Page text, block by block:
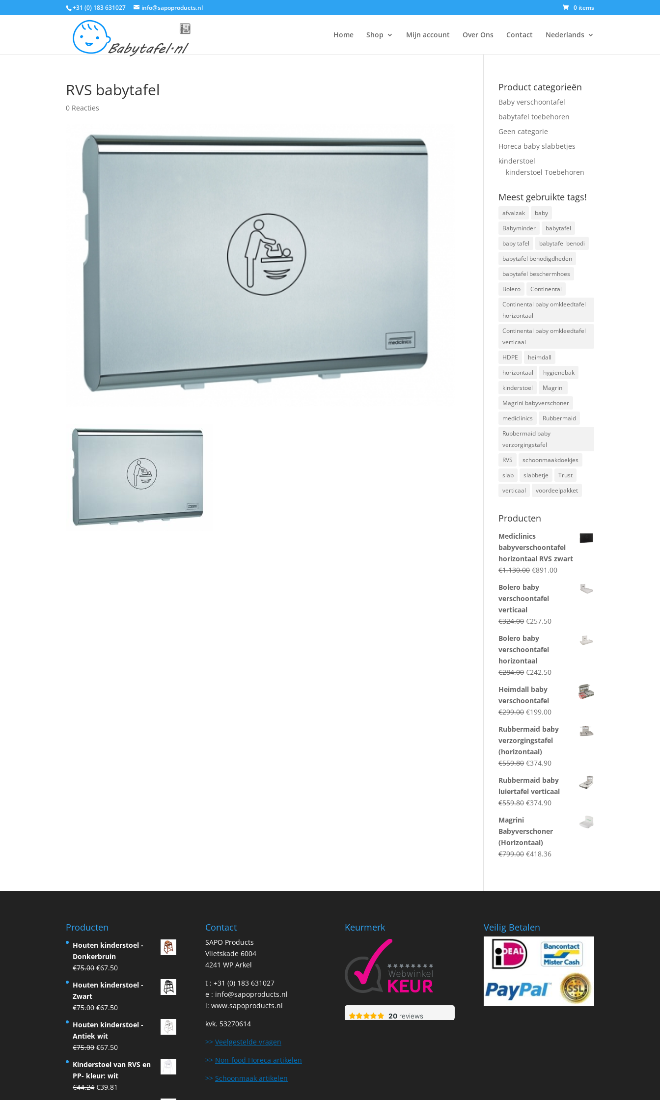
+31 (0) 183 631027 info@sapoproducts.nl 0 items
Home Shop Mijn account Over Ons Contact Nederlands
RVS babytafel
0 Reacties
Product categorieën
Baby verschoontafel
babytafel toebehoren
Geen categorie
Horeca baby slabbetjes
kinderstoel
kinderstoel Toebehoren
Meest gebruikte tags!
afvalzak
baby
Babyminder
babytafel
baby tafel
babytafel benodi
babytafel benodigdheden
babytafel beschermhoes
Bolero
Continental
Continental baby omkleedtafel
horizontaal
Continental baby omkleedtafel
verticaal
HDPE
heimdall
horizontaal
hygienebak
kinderstoel
Magrini
Magrini babyverschoner
mediclinics
Rubbermaid
Rubbermaid baby
verzorgingstafel
RVS
schoonmaakdoekjes
slab
slabbetje
Trust
verticaal
voordeelpakket
Producten
Mediclinics
babyverschoontafel
horizontaal RVS zwart
€1,130.00 Original
was:
€1,130.00.
€891.00Current
Bolero baby
verschoontafel
verticaal
€324.00 Original
was:
€324.00.
€257.50Current
Bolero baby
verschoontafel
horizontaal
€284.00 Original
was:
€284.00.
€242.50Current
Heimdall baby
verschoontafel
€299.00 Original
was:
€299.00.
€199.00Current
is:
€199.00.
Rubbermaid baby
verzorgingstafel
(horizontaal)
€559.80 Original
was:
€559.80.
€374.90Current
is:
€374.90.
Rubbermaid baby
luiertafel verticaal
€559.80 Original
€559.80.
€374.90Current
€374.90.
Magrini
Babyverschoner
(Horizontaal)
€799.00 Original
€418.36Current
Producten
Houten kinderstoel -
Donkerbruin
€75.00Original
was:
€67.50Current
is:
Houten kinderstoel -
Zwart
€75.00Original
was:
€75.00.
€67.50Current
is:
Houten kinderstoel -
Antiek wit
€75.00Original
was:
€75.00.
€67.50Current
is:
€67.50.
Kinderstoel van RVS en
PP- kleur: wit
€44.24Original
€39.81
Contact
SAPO Products
Vlietskade 6004
4241 WP Arkel
t : +31 (0) 183 631027
e : info@sapoproducts.nl
i: www.sapoproducts.nl
kvk. 53270614
>> Veelgestelde vragen
>> Non-food Horeca artikelen
>> Schoonmaak artikelen
Keurmerk Veilig Betalen